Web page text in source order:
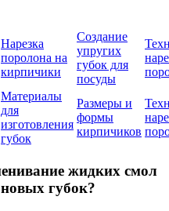
Нарезка
поролона на
кирпичики
Создание
упругих
губок для
посуды
Материалы
для
изготовления
губок
Размеры и
формы
кирпичиков
жидких смол
губок?